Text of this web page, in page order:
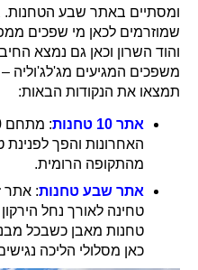
ומסתיים באתר שבע הטחנות.
שמוזרמים לכאן מי שפכים
והוד השרון וכאן גם נמצא
משפכים המגיעים
תמצאו את הנקודות הבאות:
אתר 10 טחנות
האחרונות והפך
מהתקופה הרומית.
אתר שבע טחנות: אתר
טחינה לאורך נחל
טחנות מאבן כשבכל
כאן מסלולי הליכה